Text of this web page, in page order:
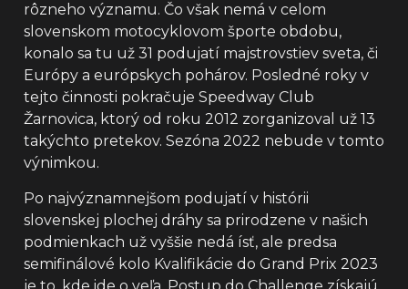
rôzneho významu. Čo však nemá v celom
slovenskom motocyklovom športe obdobu,
konalo sa tu už 31 podujatí majstrovstiev sveta, či
Európy a európskych pohárov. Posledné roky v
tejto činnosti pokračuje Speedway Club
Žarnovica, ktorý od roku 2012 zorganizoval už 13
takýchto pretekov. Sezóna 2022 nebude v tomto
výnimkou.
Po najvýznamnejšom podujatí v histórii
slovenskej plochej dráhy sa prirodzene v našich
podmienkach už vyššie nedá ísť, ale predsa
semifinálové kolo Kvalifikácie do Grand Prix 2023